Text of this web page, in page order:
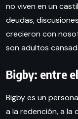
no viven en un
deudas,
crecieron con
son adultos
Bigby: entre
Bigby es un
a la redención, a